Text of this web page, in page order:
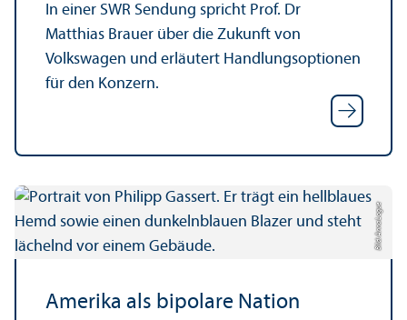
In einer SWR Sendung spricht Prof. Dr
Matthias Brauer über die Zukunft von
Volkswagen und erläutert Handlungs­optionen
für den Konzern.
Bild: Anna Logue
Amerika als bipolare Nation